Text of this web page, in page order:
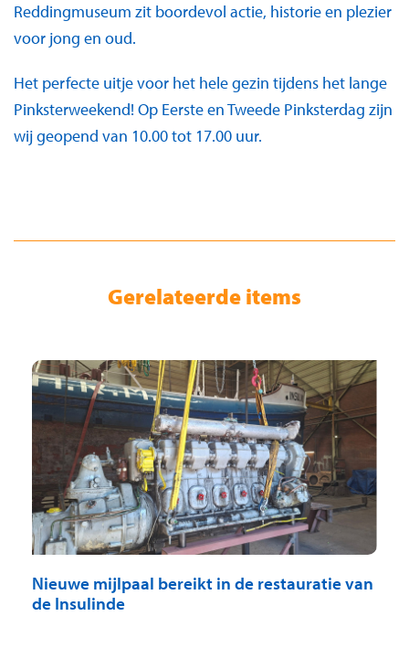
Reddingmuseum zit boordevol actie, historie en plezier
voor jong en oud.
Het perfecte uitje voor het hele gezin tijdens het lange
Pinksterweekend! Op Eerste en Tweede Pinksterdag zijn
wij geopend van 10.00 tot 17.00 uur.
Gerelateerde items
Nieuwe mijlpaal bereikt in de restauratie van
de Insulinde